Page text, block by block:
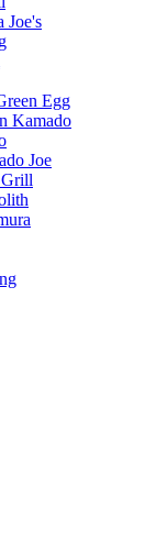
Joe's
Egg
Kamado
Joe
Grill